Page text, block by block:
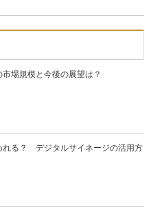
場規模と今後の展望は？
れる？ デジタルサイネージの活用方